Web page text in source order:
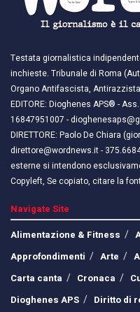
Testata giornalistica
inchieste. Tribunale di Roma
Organo Antifascista,
EDITORE: Dioghenes APS® -
16847951007 -
DIRETTORE: Paolo De Chiara
direttore@wordnews.it -
esterne si intendono
Copyleft, Se copiato, citare la
Navigate Site
Alimentazione & Fitness
Approfondimenti
Arte
Carta canta
Cronaca
Dioghenes APS
Diritto di